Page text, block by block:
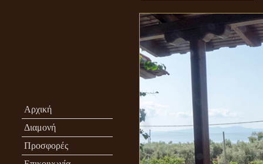
Αρχική
Διαμονή
Προσφορές